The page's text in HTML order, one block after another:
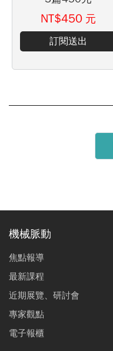
NT$450 元
訂閱送出
機械脈動
焦點報導
最新課程
近期展覽、研討會
專家觀點
電子報櫃